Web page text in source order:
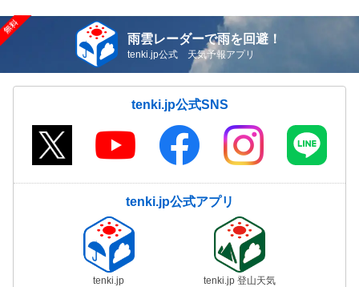
雨雲レーダーで雨を回避！
tenki.jp公式 天気予報アプリ
tenki.jp公式SNS
tenki.jp公式アプリ
tenki.jp tenki.jp 登山天気